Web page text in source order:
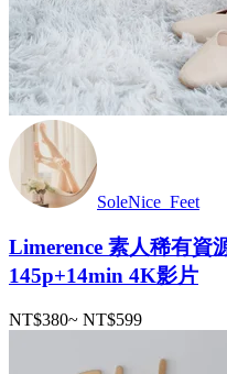
SoleNice_Feet
Limerence 素人稀有資
145p+14min 4K影片
NT$380~ NT$599